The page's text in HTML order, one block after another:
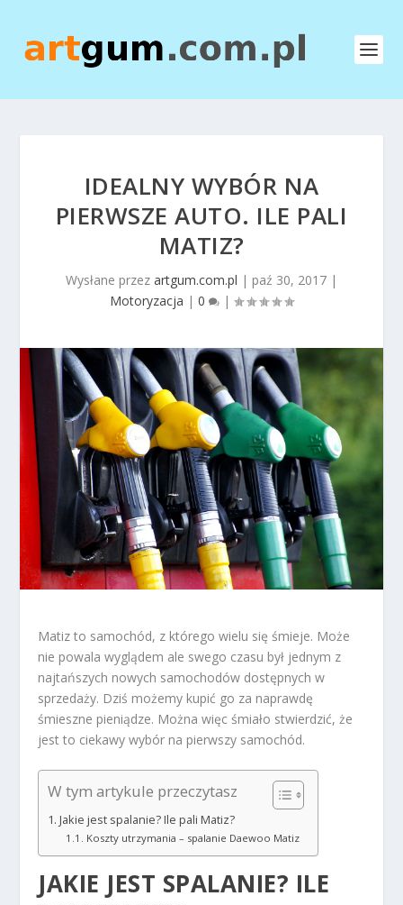
IDEALNY WYBÓR NA
PIERWSZE AUTO. ILE PALI
MATIZ?
Wysłane przez artgum.com.pl | paź 30, 2017 |
Motoryzacja | 0 |
Matiz to samochód, z którego wielu się śmieje. Może
nie powala wyglądem ale swego czasu był jednym z
najtańszych nowych samochodów dostępnych w
sprzedaży. Dziś możemy kupić go za naprawdę
śmieszne pieniądze. Można więc śmiało stwierdzić, że
jest to ciekawy wybór na pierwszy samochód.
W tym artykule przeczytasz
Jakie jest spalanie? Ile pali Matiz?
Koszty utrzymania – spalanie Daewoo Matiz
JAKIE JEST SPALANIE? ILE